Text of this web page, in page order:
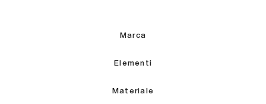
Marca
Elementi
Materiale